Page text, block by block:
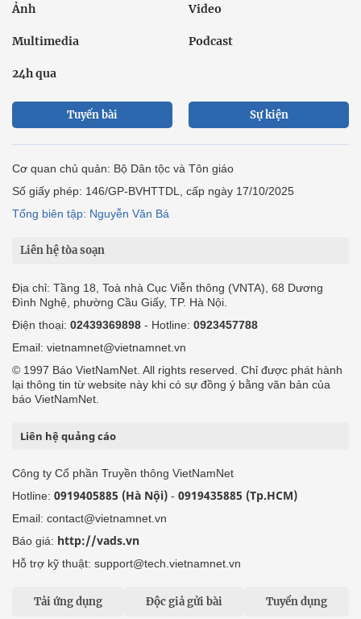
Ảnh Video
Multimedia Podcast
24h qua
Tuyến bài Sự kiện
Cơ quan chủ quản: Bộ Dân tộc và Tôn giáo
Số giấy phép: 146/GP-BVHTTDL, cấp ngày 17/10/2025
Tổng biên tập: Nguyễn Văn Bá
Liên hệ tòa soạn
Địa chỉ: Tầng 18, Toà nhà Cục Viễn thông (VNTA), 68 Dương
Đình Nghệ, phường Cầu Giấy, TP. Hà Nội.
Điện thoại: 02439369898 - Hotline: 0923457788
Email: vietnamnet@vietnamnet.vn
© 1997 Báo VietNamNet. All rights reserved. Chỉ được phát hành
lại thông tin từ website này khi có sự đồng ý bằng văn bản của
báo VietNamNet.
Liên hệ quảng cáo
Công ty Cổ phần Truyền thông VietNamNet
Hotline: 0919405885 (Hà Nội) - 0919435885 (Tp.HCM)
Email: contact@vietnamnet.vn
Báo giá: http://vads.vn
Hỗ trợ kỹ thuật: support@tech.vietnamnet.vn
Tải ứng dụng Độc giả gửi bài Tuyển dụng